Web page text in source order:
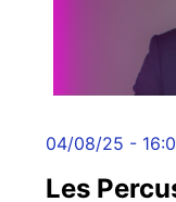
04/08/25 -
Les